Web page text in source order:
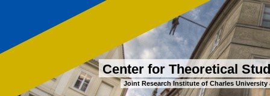
Center for Theoretical
Joint Research Institute of Charles